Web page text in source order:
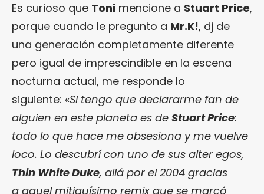
Es curioso que Toni mencione a Stuart Price,
porque cuando le pregunto a Mr.K!, dj de
una generación completamente diferente
pero igual de imprescindible en la escena
nocturna actual, me responde lo
siguiente: «Si tengo que declararme fan de
alguien en este planeta es de Stuart Price:
todo lo que hace me obsesiona y me vuelve
loco. Lo descubrí con uno de sus alter egos,
Thin White Duke, allá por el 2004 gracias
a aquel mitiquísimo remix que se marcó